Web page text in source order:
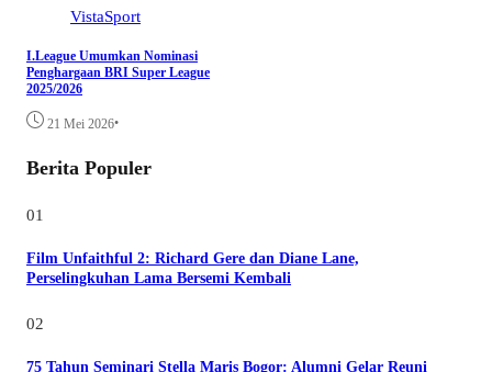
VistaSport
I.League Umumkan Nominasi
Penghargaan BRI Super League
2025/2026
21 Mei 2026•
Berita Populer
01
Film Unfaithful 2: Richard Gere dan Diane Lane,
Perselingkuhan Lama Bersemi Kembali
02
75 Tahun Seminari Stella Maris Bogor: Alumni Gelar Reuni